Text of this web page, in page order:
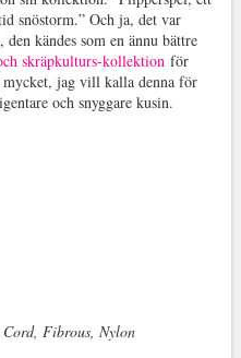
snöstorm.” Och ja, det var
kändes som en ännu bättre
skräpkulturs-kollektionför
mycket, jag vill kalla denna för
och snyggare kusin.
Fibrous, Nylon